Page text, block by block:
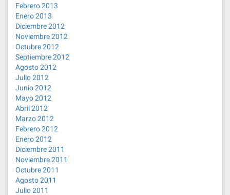
Febrero 2013
Enero 2013
Diciembre 2012
Noviembre 2012
Octubre 2012
Septiembre 2012
Agosto 2012
Julio 2012
Junio 2012
Mayo 2012
Abril 2012
Marzo 2012
Febrero 2012
Enero 2012
Diciembre 2011
Noviembre 2011
Octubre 2011
Agosto 2011
Julio 2011